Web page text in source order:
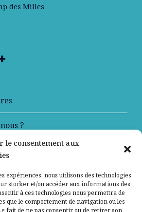
le consentement aux
expériences, nous utilisons des technologies
stocker et/ou accéder aux informations des
à ces technologies nous permettra de
que le comportement de navigation ou les
fait de ne pas consentir ou de retirer son
des Milles
?